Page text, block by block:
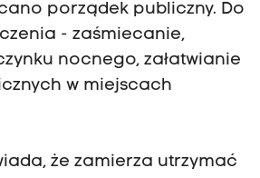
porządek publiczny. Do
- zaśmiecanie,
nocnego, załatwianie
w miejscach
że zamierza utrzymać